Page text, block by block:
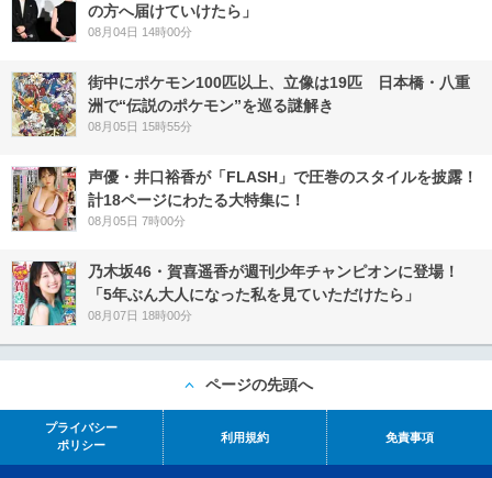
の方へ届けていけたら」
08月04日 14時00分
街中にポケモン100匹以上、立像は19匹 日本橋・八重
洲で“伝説のポケモン”を巡る謎解き
08月05日 15時55分
声優・井口裕香が「FLASH」で圧巻のスタイルを披露！
計18ページにわたる大特集に！
08月05日 7時00分
乃木坂46・賀喜遥香が週刊少年チャンピオンに登場！
「5年ぶん大人になった私を見ていただけたら」
08月07日 18時00分
ページの先頭へ
プライバシー
ポリシー
利用規約 免責事項